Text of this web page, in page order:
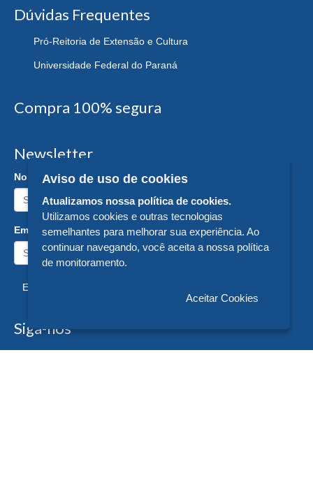
Dúvidas Frequentes
Pró-Reitoria de Extensão e Cultura
Universidade Federal do Paraná
Compra 100% segura
Newsletter
Nome:
Email:
Enviar
Siga-nos
Aviso de uso de cookies
Atualizamos nossa política de cookies.
Utilizamos cookies e outras tecnologias
semelhantes para melhorar sua experiência. Ao
continuar navegando, você aceita a nossa política
de monitoramento.
Aceitar Cookies